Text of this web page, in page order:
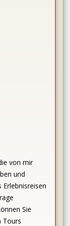
von mir
und
Sie
Tours